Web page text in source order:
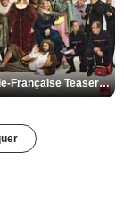
De la Comédie-Française Teaser VF